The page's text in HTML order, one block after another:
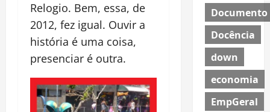
Relogio. Bem, essa, de
2012, fez igual. Ouvir a
história é uma coisa,
presenciar é outra.
Documento
Docência
down
economia
EmpGeral